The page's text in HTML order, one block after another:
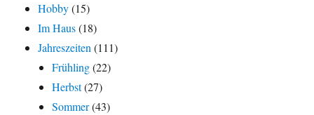
Hobby(15)
Im Haus(18)
Jahreszeiten(111)
Frühling(22)
Herbst(27)
Sommer(43)